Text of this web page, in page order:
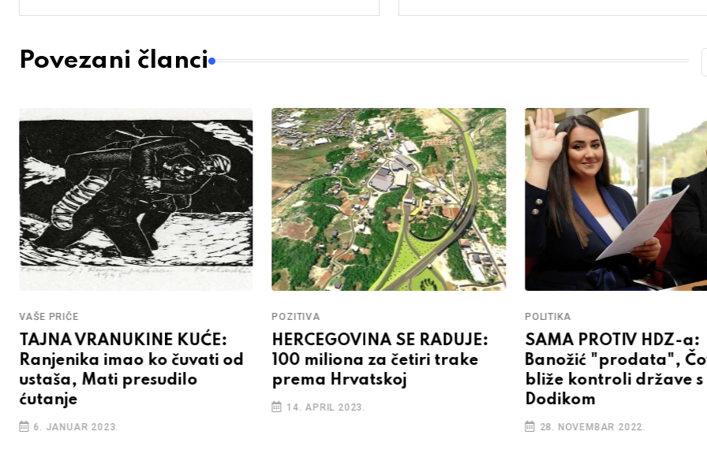
Povezani članci
VAŠE PRIČE
TAJNA VRANUKINE KUĆE:
Ranjenika imao ko čuvati od
ustaša, Mati presudilo
ćutanje
6. JANUAR 2023.
POZITIVA
HERCEGOVINA SE RADUJE:
100 miliona za četiri trake
prema Hrvatskoj
14. APRIL 2023.
POLITIKA
SAMA PROTIV HDZ-a:
Banožić "prodata",
bliže kontroli države s
Dodikom
28. NOVEMBAR 2022.